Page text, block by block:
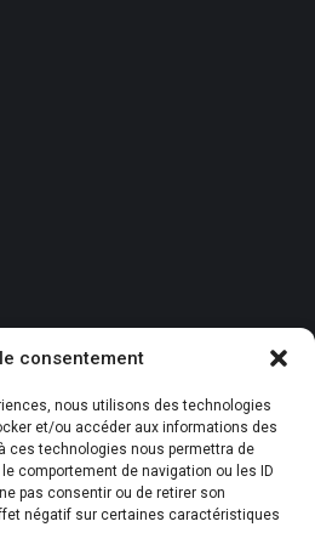
consentement
nous utilisons des technologies
et/ou accéder aux informations des
ces technologies nous permettra de
comportement de navigation ou les ID
pas consentir ou de retirer son
négatif sur certaines caractéristiques
la bière sans alcool signée Adapei
de Conthe – Pont de Julien